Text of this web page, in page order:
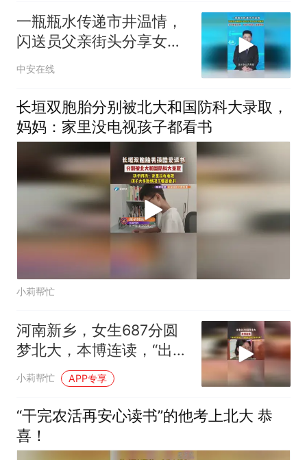
一瓶瓶水传递市井温情，
闪送员父亲街头分享女儿
考入北大的喜悦，多方善
暖回馈（陈昌盛 陈邦银
实习生陈锦希）投稿邮
箱：3882124142
中安在线
长垣双胞胎分别被北大和国防科大录取，
妈妈：家里没电视孩子都看书
小莉帮忙
河南新乡，女生687分圆
梦北大，本博连读，“出身
无法改变，但能通过努力
改变未来”
小莉帮忙 APP专享
“干完农活再安心读书”的他考上北大 恭
喜！